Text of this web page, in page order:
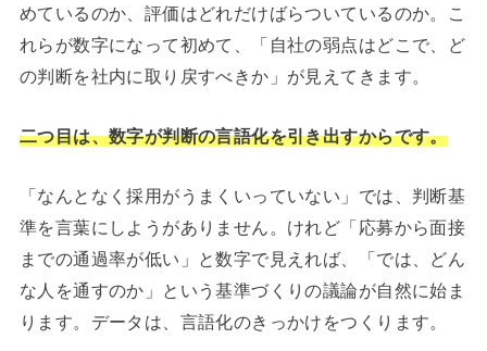
めているのか、評価はどれだけばらついているのか。こ
れらが数字になって初めて、「自社の弱点はどこで、ど
の判断を社内に取り戻すべきか」が見えてきます。
二つ目は、数字が判断の言語化を引き出すからです。
「なんとなく採用がうまくいっていない」では、判断基
準を言葉にしようがありません。けれど「応募から面接
までの通過率が低い」と数字で見えれば、「では、どん
な人を通すのか」という基準づくりの議論が自然に始ま
ります。データは、言語化のきっかけをつくります。